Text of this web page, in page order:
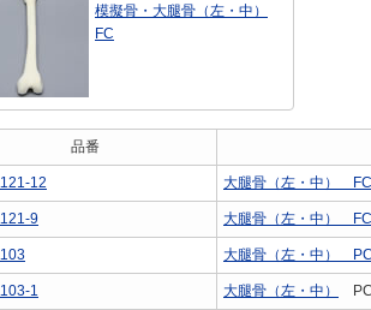
模擬骨・大腿骨（左・中）
FC
品番
12 大腿骨（左・中） FC
9 大腿骨（左・中） FC
大腿骨（左・中）
1 大腿骨（左・中）